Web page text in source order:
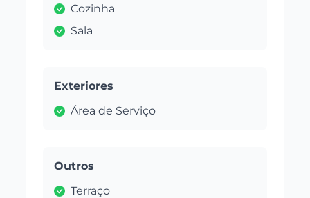
Cozinha
Sala
Exteriores
Área de Serviço
Outros
Terraço